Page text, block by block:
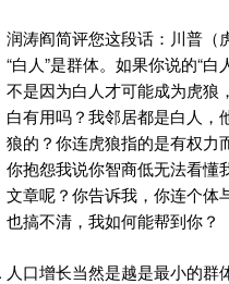
润涛阎简评您这段话：川普（
“白人”是群体。如果你说的“
不是因为白人才可能成为虎狼
白有用吗？我邻居都是白人，
狼的？你连虎狼指的是有权力
你抱怨我说你智商低无法看懂
文章呢？你告诉我，你连个体
也搞不清，我如何能帮到你？
人口增长当然是越是最小的